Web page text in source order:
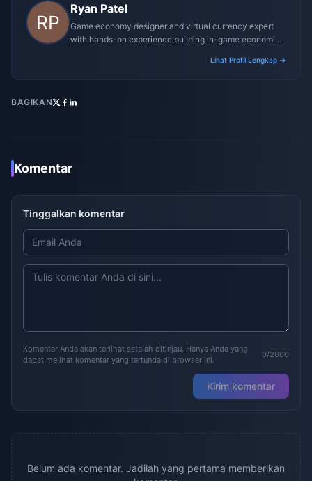
Ryan Patel
Game economy designer and virtual currency expert
with hands-on experience building in-game economies
Lihat Profil Lengkap →
BAGIKAN
Komentar
Tinggalkan komentar
Komentar Anda akan terlihat setelah ditinjau. Hanya Anda yang
dapat melihat komentar yang tertunda di browser ini.
0/2000
Kirim komentar
Belum ada komentar. Jadilah yang pertama memberikan